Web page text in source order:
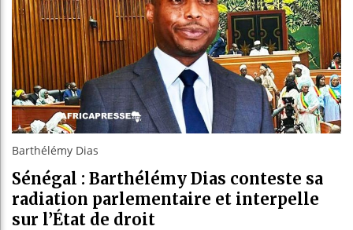
Tunisie
Ceuta :
Barthélémy Dias
Sénégal : Barthélémy Dias conteste sa
radiation parlementaire et interpelle
sur l’État de droit